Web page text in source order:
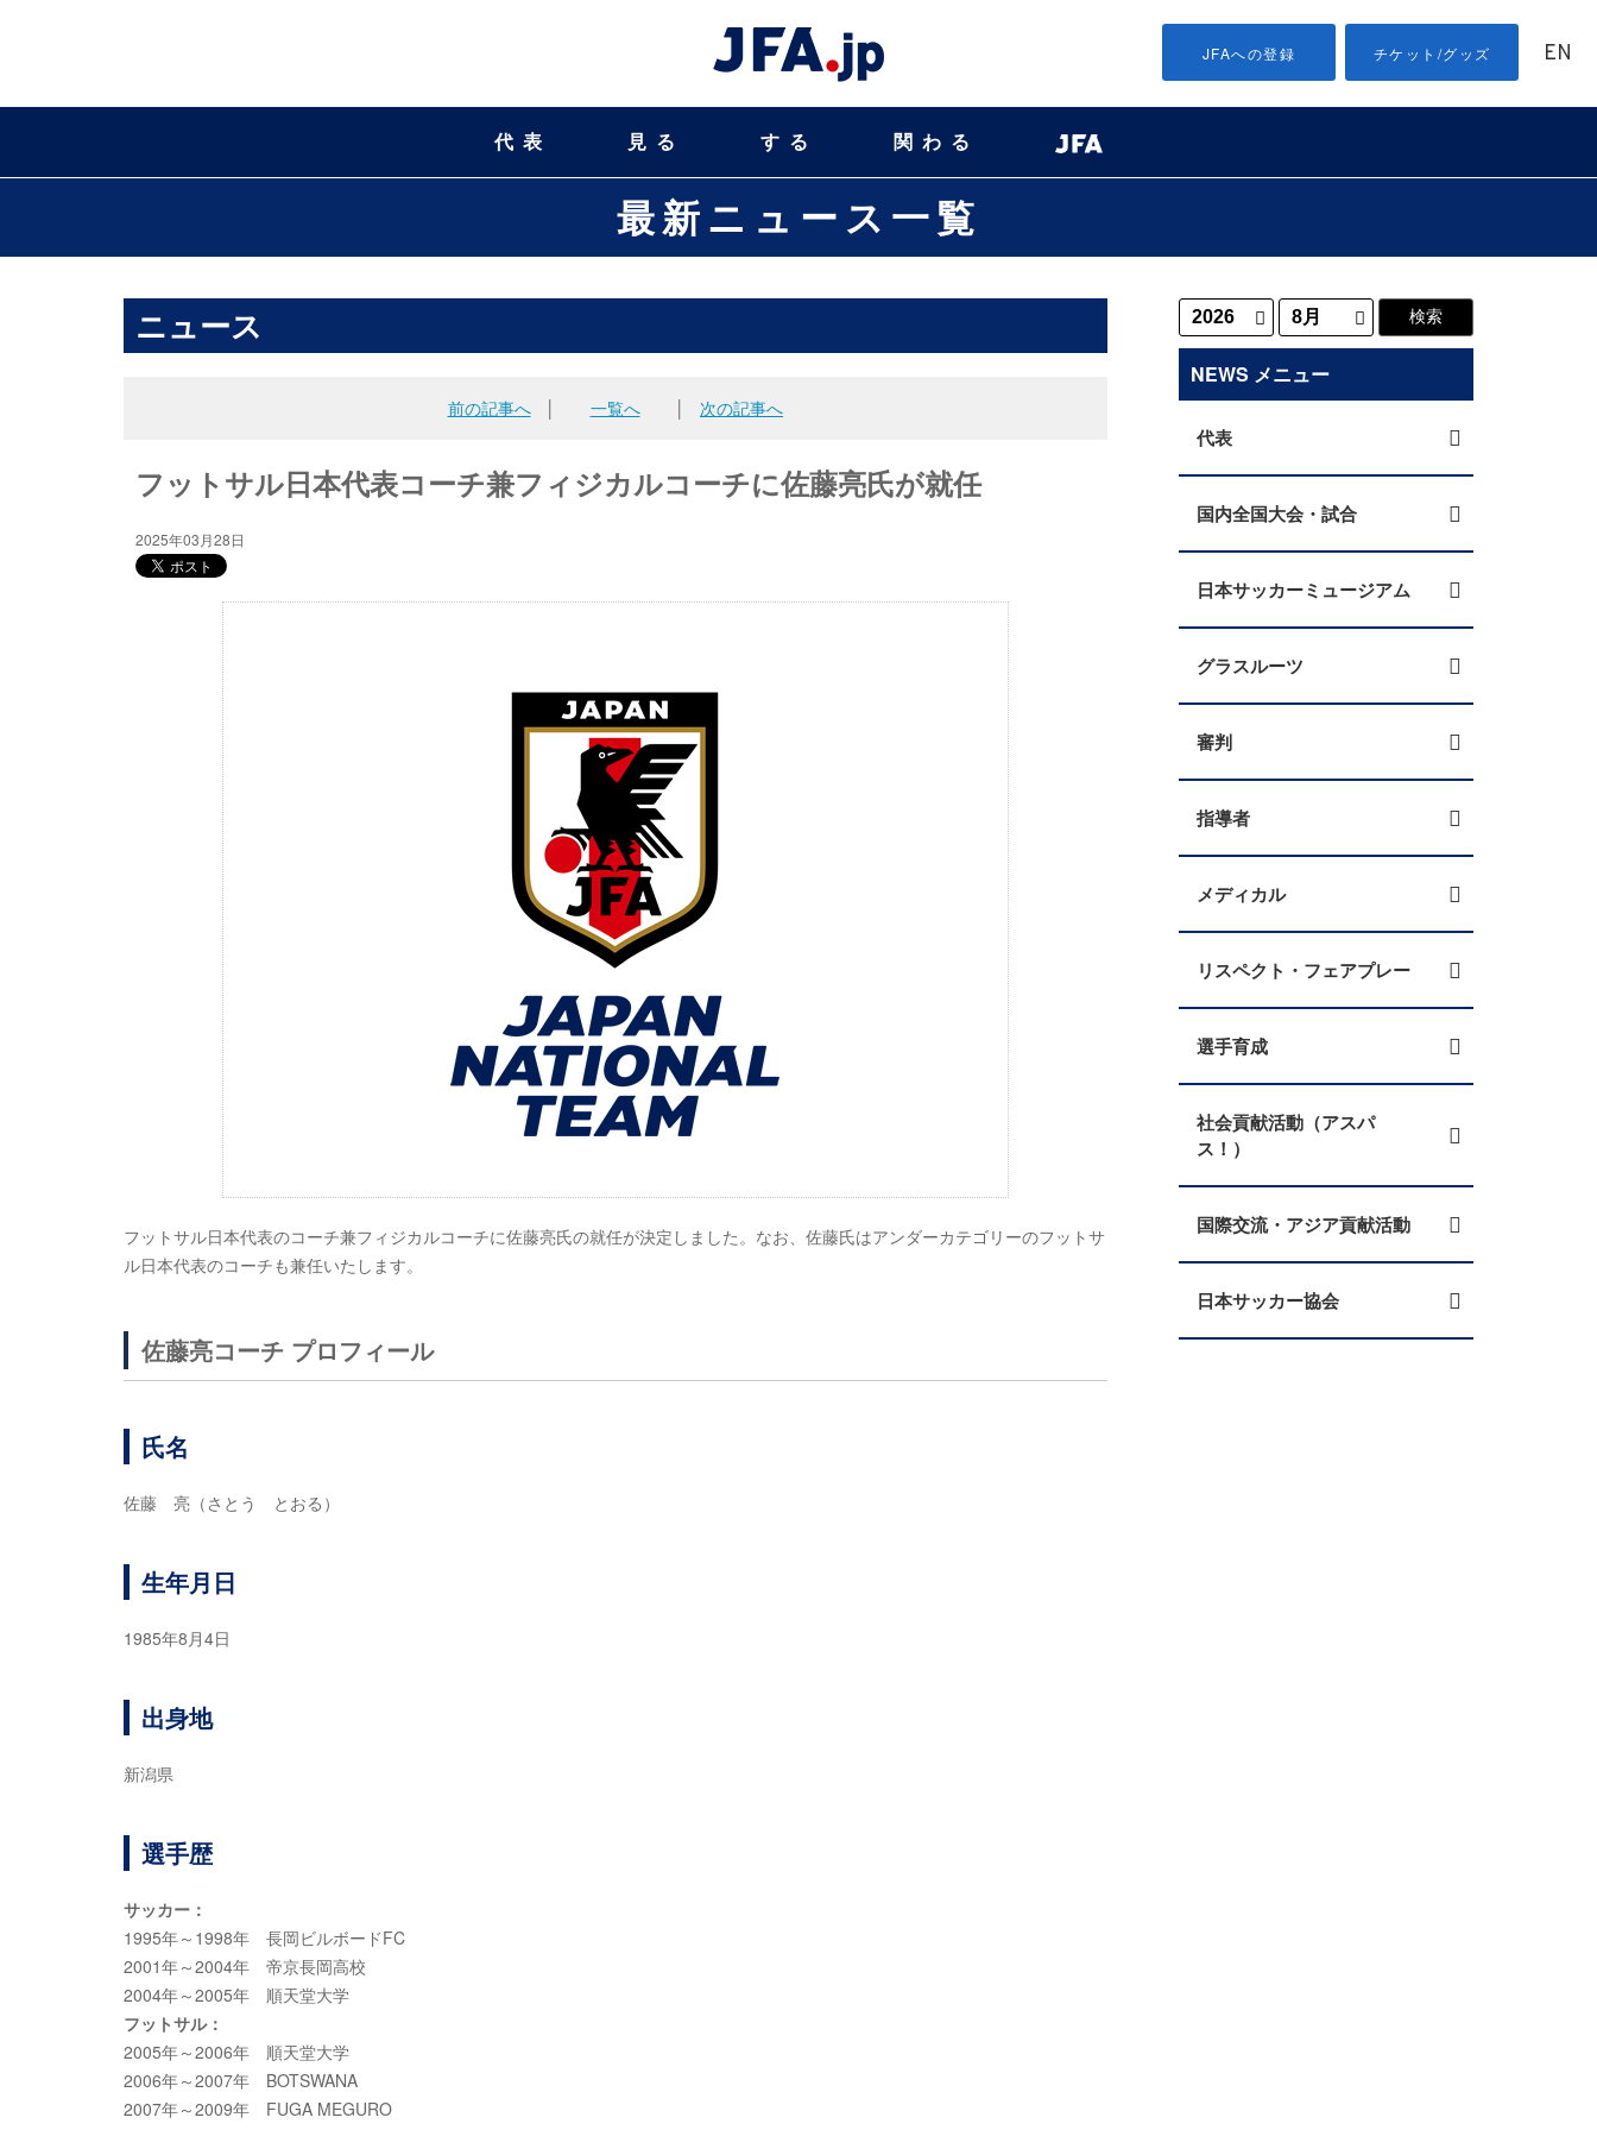
JFAへの登録 チケット/グッズ EN
代表 見る する 関わる
最新ニュース一覧
ニュース
前の記事へ│ 一覧へ 次の記事へ
フットサル日本代表コーチ兼フィジカルコーチに佐藤亮氏が就任
2025年03月28日
フットサル日本代表のコーチ兼フィジカルコーチに佐藤亮氏の就任が決定しました。なお、佐藤氏はアンダーカテゴリーのフットサ
ル日本代表のコーチも兼任いたします。
佐藤亮コーチ プロフィール
氏名
佐藤 亮（さとう とおる）
生年月日
1985年8月4日
出身地
新潟県
選手歴
サッカー：
1995年～1998年 長岡ビルボードFC
2001年～2004年 帝京長岡高校
2004年～2005年 順天堂大学
フットサル：
2005年～2006年 順天堂大学
2006年～2007年 BOTSWANA
2007年～2009年 FUGA MEGURO
NEWS メニュー
代表
国内全国大会・試合
日本サッカーミュージアム
グラスルーツ
審判
指導者
メディカル
リスペクト・フェアプレー
選手育成
社会貢献活動（アスパ
ス！）
国際交流・アジア貢献活動
日本サッカー協会